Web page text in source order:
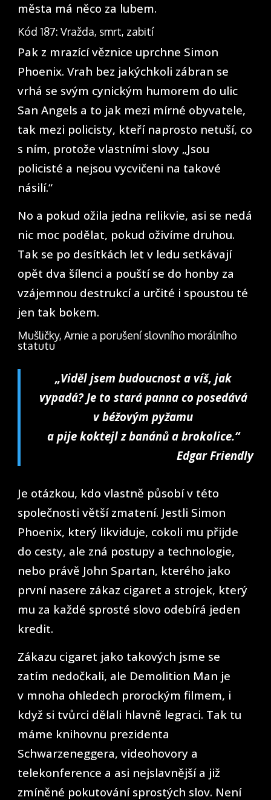
města má něco za lubem.
Kód 187: Vražda, smrt, zabití
Pak z mrazící věznice uprchne Simon
Phoenix. Vrah bez jakýchkoli zábran se
vrhá se svým cynickým humorem do ulic
San Angels a to jak mezi mírné obyvatele,
tak mezi policisty, kteří naprosto netuší, co
s ním, protože vlastními slovy „Jsou
policisté a nejsou vycvičeni na takové
násilí.“
No a pokud ožila jedna relikvie, asi se nedá
nic moc podělat, pokud oživíme druhou.
Tak se po desítkách let v ledu setkávají
opět dva šílenci a pouští se do honby za
vzájemnou destrukcí a určité i spoustou té
jen tak bokem.
Mušličky, Arnie a porušení slovního morálního
statutu
„Viděl jsem budoucnost a víš, jak
vypadá? Je to stará panna co posedává
v béžovým pyžamu
a pije koktejl z banánů a brokolice.“
Edgar Friendly
Je otázkou, kdo vlastně působí v této
společnosti větší zmatení. Jestli Simon
Phoenix, který likviduje, cokoli mu přijde
do cesty, ale zná postupy a technologie,
nebo právě John Spartan, kterého jako
první nasere zákaz cigaret a strojek, který
mu za každé sprosté slovo odebírá jeden
kredit.
Zákazu cigaret jako takových jsme se
zatím nedočkali, ale Demolition Man je
v mnoha ohledech prorockým filmem, i
když si tvůrci dělali hlavně legraci. Tak tu
máme knihovnu prezidenta
Schwarzeneggera, videohovory a
telekonference a asi nejslavnější a již
zmíněné pokutování sprostých slov. Není